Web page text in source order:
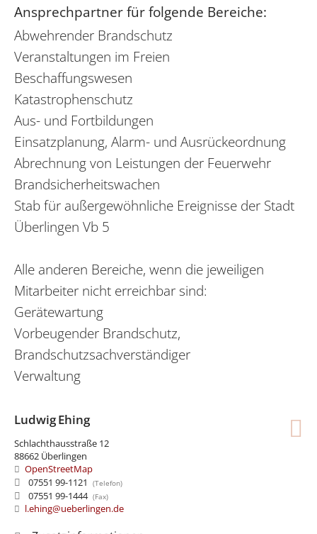
Ansprechpartner für folgende Bereiche:
Abwehrender Brandschutz
Veranstaltungen im Freien
Beschaffungswesen
Katastrophenschutz
Aus- und Fortbildungen
Einsatzplanung, Alarm- und Ausrückeordnung
Abrechnung von Leistungen der Feuerwehr
Brandsicherheitswachen
Stab für außergewöhnliche Ereignisse der Stadt
Überlingen Vb 5
Alle anderen Bereiche, wenn die jeweiligen
Mitarbeiter nicht erreichbar sind:
Gerätewartung
Vorbeugender Brandschutz,
Brandschutzsachverständiger
Verwaltung
LudwigEhing
Schlachthausstraße 12
88662 Überlingen
OpenStreetMap
07551 99-1121
07551 99-1444
l.ehing@ueberlingen.de